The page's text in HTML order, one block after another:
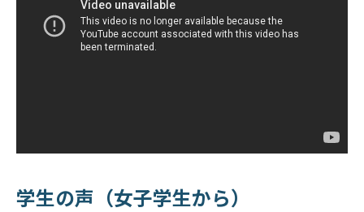
学生の声（女子学生から）